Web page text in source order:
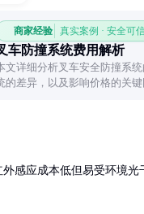
商家经验 真实案例 · 安全可
车防撞系统费用解析
文详细分析叉车安全防撞系
的差异，以及影响价格的关
感应成本低但易受环境